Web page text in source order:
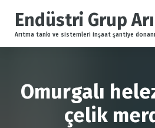
r
Endüstri Grup
Arıtma tankı ve sistemleri inşaat şantiye
Omurgalı
çelik